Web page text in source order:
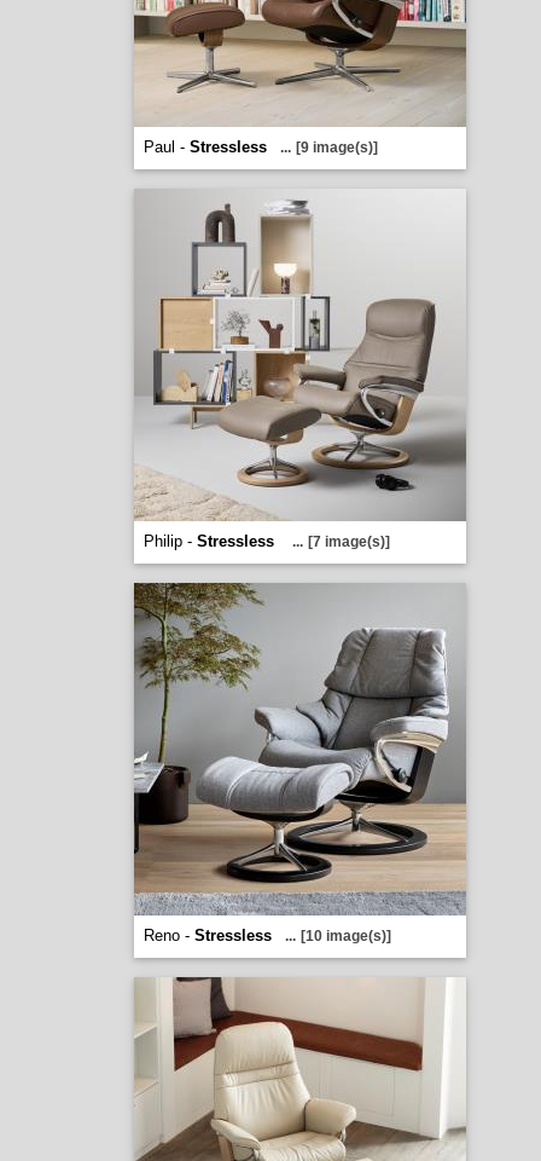
Paul - Stressless ... [9 image(s)]
Philip - Stressless ... [7 image(s)]
Reno - Stressless ... [10 image(s)]